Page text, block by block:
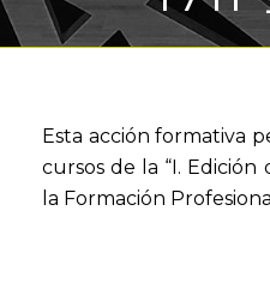
Esta acción formativa
cursos de la “I. Edición
la Formación